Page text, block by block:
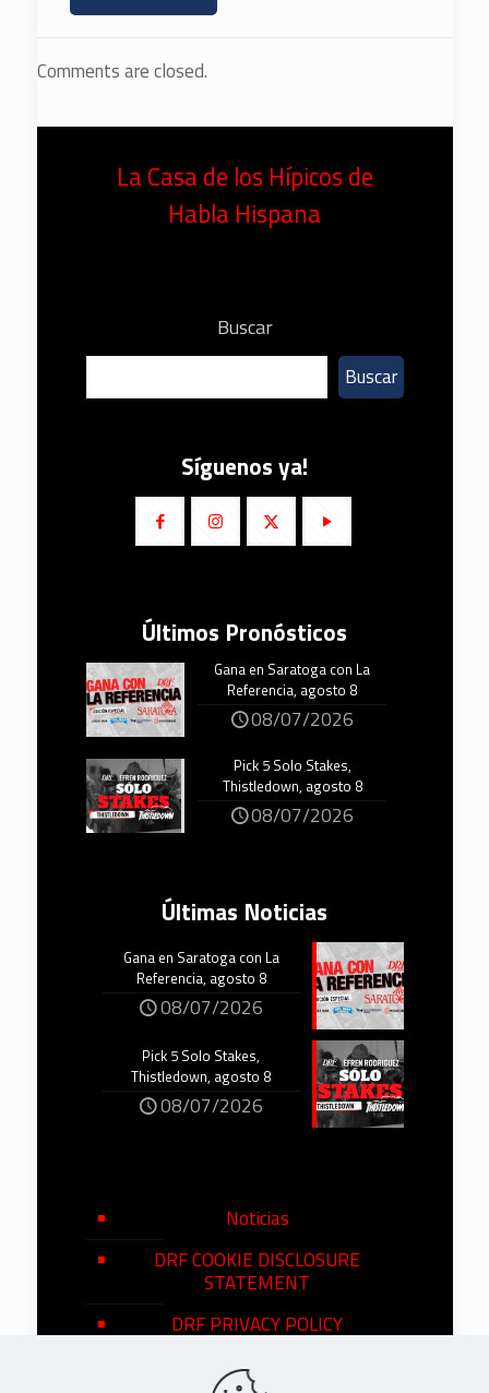
Comments are closed.
La Casa de los Hípicos de
Habla Hispana
Buscar
Buscar
Síguenos ya!
Últimos Pronósticos
Gana en Saratoga con La
Referencia, agosto 8
08/07/2026
Pick 5 Solo Stakes,
Thistledown, agosto 8
08/07/2026
Últimas Noticias
Gana en Saratoga con La
Referencia, agosto 8
08/07/2026
Pick 5 Solo Stakes,
Thistledown, agosto 8
08/07/2026
Noticias
DRF COOKIE DISCLOSURE
STATEMENT
DRF PRIVACY POLICY